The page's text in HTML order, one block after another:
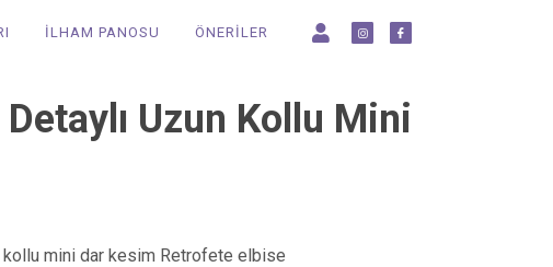
İLHAM PANOSU ÖNERİLER
Uzun Kollu Mini
mini dar kesim Retrofete elbise